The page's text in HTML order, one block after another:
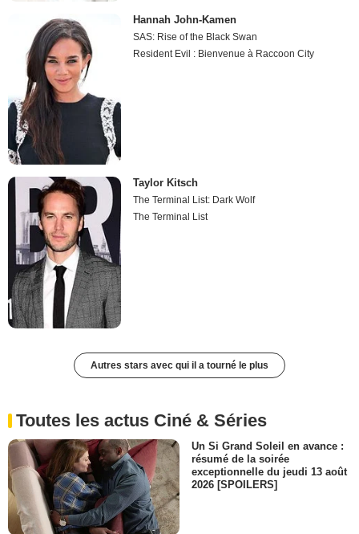
Hannah John-Kamen
SAS: Rise of the Black Swan
Resident Evil : Bienvenue à Raccoon City
Taylor Kitsch
The Terminal List: Dark Wolf
The Terminal List
Autres stars avec qui il a tourné le plus
Toutes les actus Ciné & Séries
Un Si Grand Soleil en avance :
résumé de la soirée
exceptionnelle du jeudi 13 août
2026 [SPOILERS]